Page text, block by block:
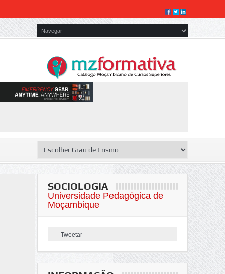
SOCIOLOGIA
Universidade Pedagógica de
Moçambique
Tweetar